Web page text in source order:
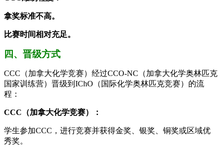
拿奖标准不高。
比赛时间相对充足。
四、晋级方式
CCC（加拿大化学竞赛）经过CCO-NC（加拿大化学奥林匹克
国家训练营）晋级到IChO（国际化学奥林匹克竞赛）的流
程：
CCC（加拿大化学竞赛）：
学生参加CCC，进行竞赛并获得金奖、银奖、铜奖或区域优
秀奖。